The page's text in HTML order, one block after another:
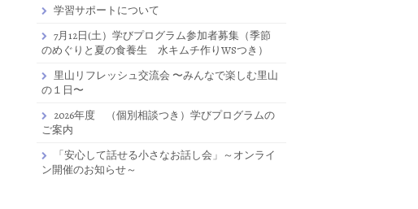
学習サポートについて
7月12日(土）学びプログラム参加者募集（季節
のめぐりと夏の食養生 水キムチ作りWSつき）
里山リフレッシュ交流会 〜みんなで楽しむ里山
の１日〜
2026年度 （個別相談つき）学びプログラムの
ご案内
「安心して話せる小さなお話し会」～オンライ
ン開催のお知らせ～